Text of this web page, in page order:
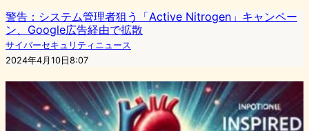
警告：システム管理者狙う「Active Nitrogen」キャンペー
ン、Google広告経由で拡散
サイバーセキュリティニュース
2024年4月10日8:07